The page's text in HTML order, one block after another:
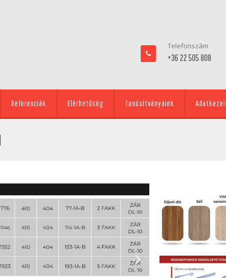
Telefonszám
+36 22 505 808
Referenciák Elérhetőség Tanúsítványaink